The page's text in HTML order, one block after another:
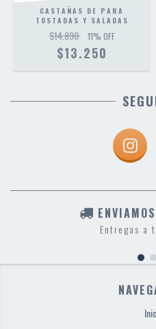
CASTAÑAS DE PARA
TOSTADAS Y SALADAS
$14.890 11% OFF
$13.250
Entregas a